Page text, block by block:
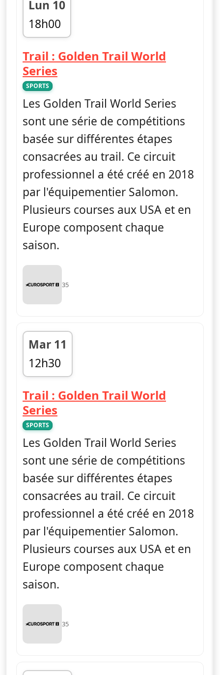
Lun 10
18h00
fin 19h00
Trail : Golden Trail World
Series
SPORTS
Les Golden Trail World Series
sont une série de compétitions
basée sur différentes étapes
consacrées au trail. Ce circuit
professionnel a été créé en 2018
par l'équipementier Salomon.
Plusieurs courses aux USA et en
Europe composent chaque
saison.
35
Mar 11
12h30
fin 13h30
Trail : Golden Trail World
Series
SPORTS
Les Golden Trail World Series
sont une série de compétitions
basée sur différentes étapes
consacrées au trail. Ce circuit
professionnel a été créé en 2018
par l'équipementier Salomon.
Plusieurs courses aux USA et en
Europe composent chaque
saison.
35